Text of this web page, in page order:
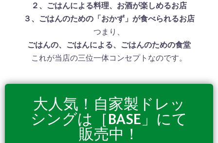
２、ごはんによる料理、お酒が楽しめるお店
３、ごはんのための「おかず」が食べられるお店
つまり、
ごはんの、ごはんによる、ごはんのための食堂
これが当店の三位一体コンセプトなのです。
大人気！自家製ドレッ
シングは［BASE」にて
販売中！